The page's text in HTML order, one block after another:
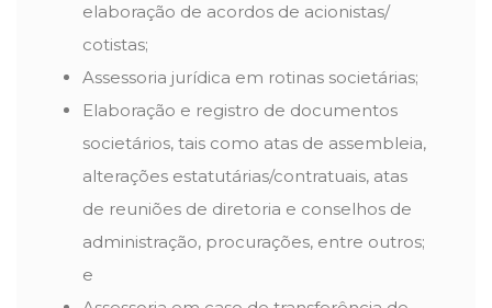
elaboração de acordos de acionistas/
cotistas;
Assessoria jurídica em rotinas societárias;
Elaboração e registro de documentos
societários, tais como atas de assembleia,
alterações estatutárias/contratuais, atas
de reuniões de diretoria e conselhos de
administração, procurações, entre outros;
e